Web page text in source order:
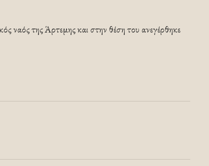
ναός της Άρτεμης και στην θέση του ανεγέρθηκε